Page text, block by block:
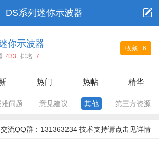
DS系列迷你示波器
收藏 +6
你示波器
: 433 排名: 7
热门 热帖 精华
难问题 意见建议 其他 第三方资源
流QQ群：131363234 技术支持请点击见详情